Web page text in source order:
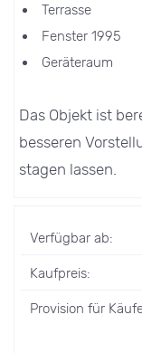
Terrasse
Fenster 1995
Geräteraum
Das Objekt ist
besseren
stagen lassen.
Verfügbar ab:
Kaufpreis:
Provision für